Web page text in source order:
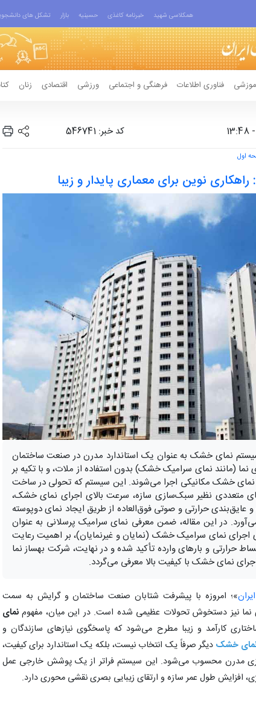
همکلاسی شهید خبرنامه کاغذی حسینیه بازار تشکل های
فناوری اطلاعات فرهنگی و اجتماعی ورزشی اقتصادی زنان
کد خبر: 546741
اول
نوین برای معماری پایدار و زیبا
نمای خشک به عنوان یک استاندارد مدرن در صنعت ساختمان
(مانند نمای سرامیک خشک) بدون استفاده از ملات، و با تکیه بر
نمای خشک مکانیکی اجرا می‌شوند. این سیستم که تحولی در ساخت
متعددی نظیر سبک‌سازی سازه، سرعت بالای اجرای نمای خشک،
عایق‌بندی حرارتی و صوتی فوق‌العاده از طریق ایجاد نمای دوپوسته
در این مقاله، ضمن معرفی نمای سرامیک پرسلانی به عنوان
نمای سرامیک خشک (نمایان و غیرنمایان)، بر اهمیت رعایت
حرارتی و بارهای وارده تأکید شده و در نهایت، شرکت بهساز نما
نمای خشک با کیفیت بالا معرفی می‌گردد.
»؛ امروزه با پیشرفت شتابان صنعت ساختمان و گرایش به سمت
نیز دستخوش تحولات عظیمی شده است. در این میان، مفهومنمای
کارآمد و زیبا مطرح می‌شود که پاسخگوی نیازهای سازندگان و
نمای خشک دیگر صرفاً یک انتخاب نیست، بلکه یک استاندارد برای کیفیت،
مدرن محسوب می‌شود. این سیستم فراتر از یک پوشش خارجی عمل
افزایش طول عمر سازه و ارتقای زیبایی بصری نقشی محوری دارد.